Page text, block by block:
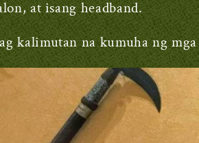
at isang headband.
kalimutan na kumuha ng